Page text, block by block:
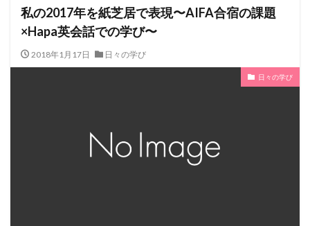
私の2017年を紙芝居で表現〜AIFA合宿の課題
×Hapa英会話での学び〜
2018年1月17日 日々の学び
日々の学び